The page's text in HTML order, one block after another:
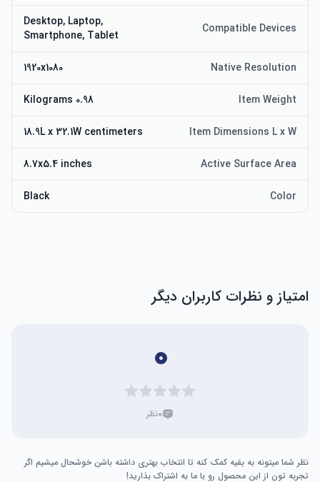
Compatible Devices
Desktop, Laptop,
Smartphone, Tablet
Native Resolution
1920x1080
Item Weight
0.98 Kilograms
Item Dimensions L x W
18.9L x 32.1W centimeters
Active Surface Area
8.7x5.4 inches
Color
Black
امتیاز و نظرات کاربران دیگر
۰
۰نظر
نظر شما میتونه به بقیه کمک کنه تا انتخاب بهتری داشته باشن خوشحال میشیم اگر
تجربه تون از این محصول رو با ما به اشتراک بذارید!